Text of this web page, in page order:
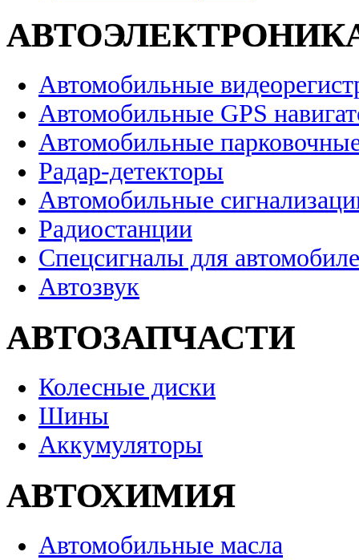
Автомобильные
Автомобильные GPS
Автомобильные
Радар-детекторы
Автомобильные
Радиостанции
Спецсигналы для
Автозвук
АВТОЗАПЧАСТИ
Колесные диски
Шины
Аккумуляторы
АВТОХИМИЯ
Автомобильные масла